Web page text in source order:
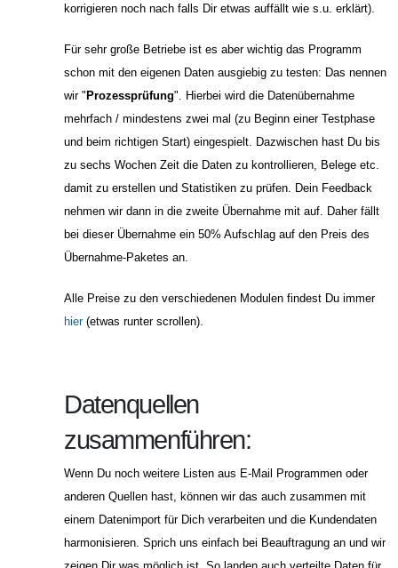
korrigieren noch nach falls Dir etwas auffällt wie s.u. erklärt).
Für sehr große Betriebe ist es aber wichtig das Programm
schon mit den eigenen Daten ausgiebig zu testen: Das nennen
wir " Prozessprüfung". Hierbei wird die Datenübernahme
mehrfach / mindestens zwei mal (zu Beginn einer Testphase
und beim richtigen Start) eingespielt. Dazwischen hast Du bis
zu sechs Wochen Zeit die Daten zu kontrollieren, Belege etc.
damit zu erstellen und Statistiken zu prüfen. Dein Feedback
nehmen wir dann in die zweite Übernahme mit auf. Daher fällt
bei dieser Übernahme ein 50% Aufschlag auf den Preis des
Übernahme-Paketes an.
Alle Preise zu den verschiedenen Modulen findest Du immer
hier (etwas runter scrollen).
Datenquellen
zusammenführen:
Wenn Du noch weitere Listen aus E-Mail Programmen oder
anderen Quellen hast, können wir das auch zusammen mit
einem Datenimport für Dich verarbeiten und die Kundendaten
harmonisieren. Sprich uns einfach bei Beauftragung an und wir